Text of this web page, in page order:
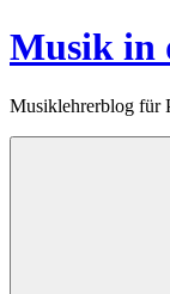
Zum
Inhalt
Musik in
Musiklehrerblog für